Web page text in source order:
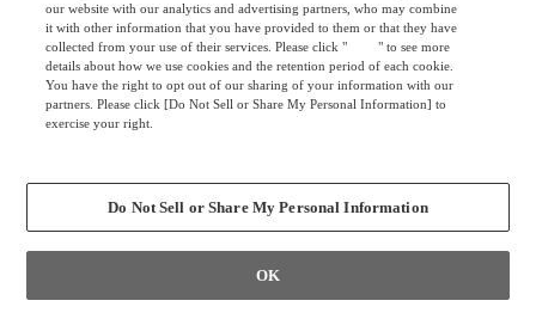
our website with our analytics and advertising partners, who may combine
it with other information that you have provided to them or that they have
collected from your use of their services. Please click "
here" to see more
details about how we use cookies and the retention period of each cookie.
You have the right to opt out of our sharing of your information with our
partners. Please click [Do Not Sell or Share My Personal Information] to
exercise your right.
Do Not Sell or Share My Personal Information
OK